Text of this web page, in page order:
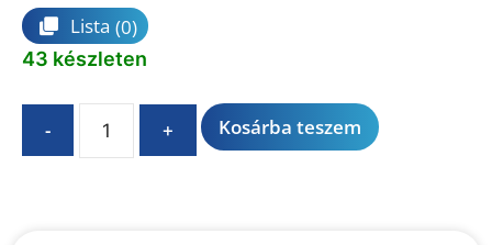
Lista (0)
43 készleten
- + Kosárba teszem